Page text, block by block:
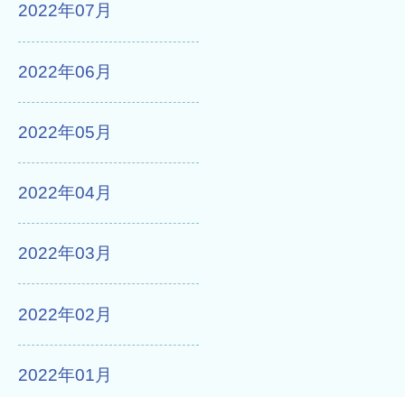
2022年07月
2022年06月
2022年05月
2022年04月
2022年03月
2022年02月
2022年01月